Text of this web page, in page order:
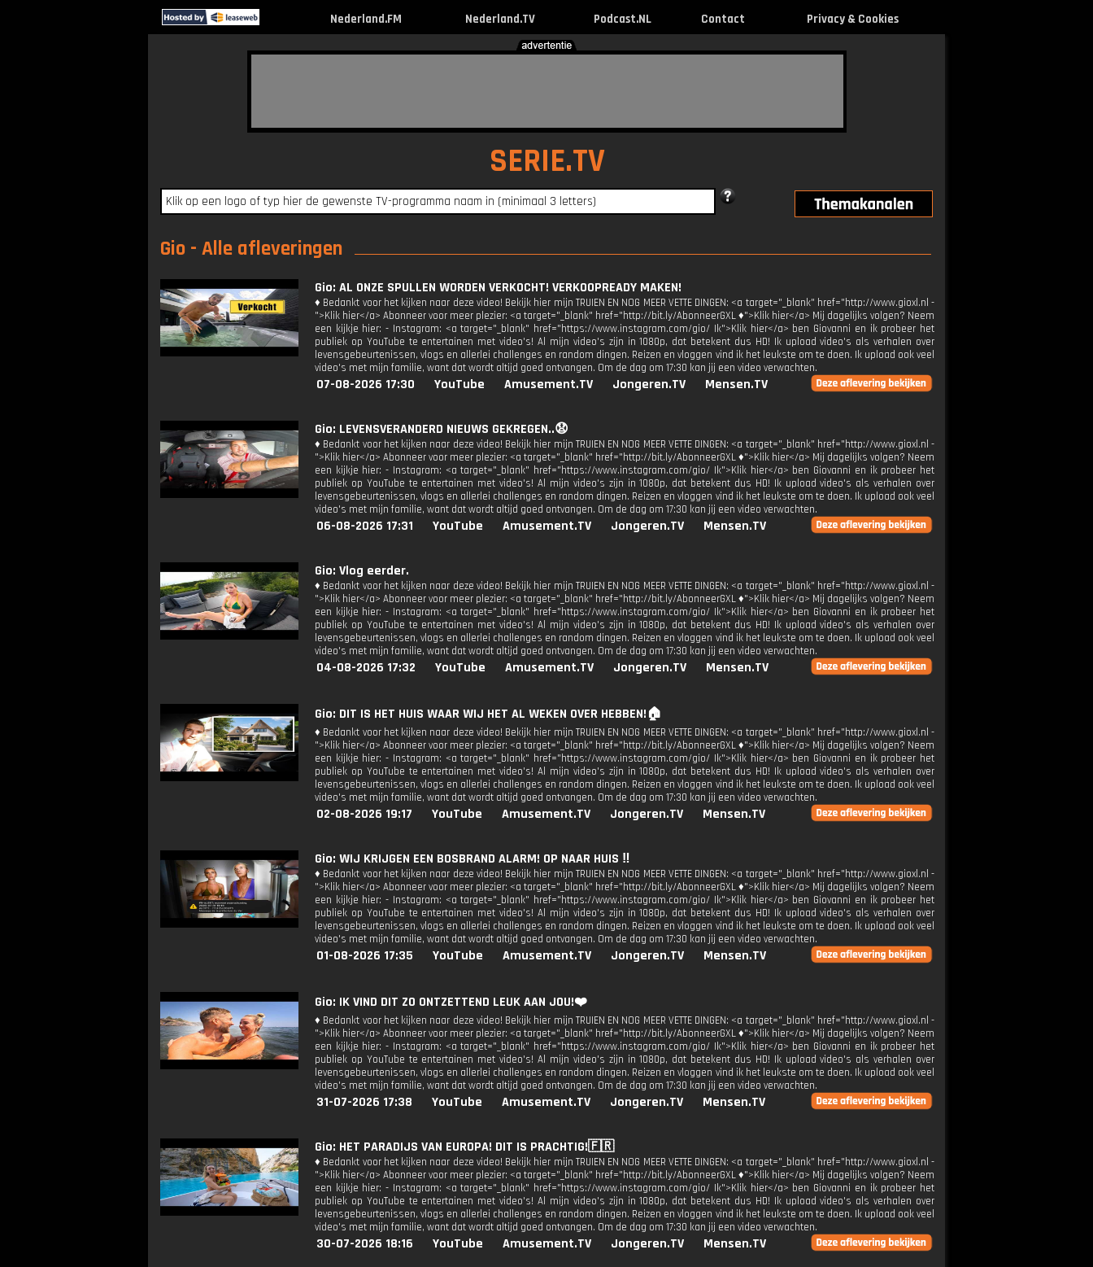
Nederland.FM Nederland.TV Podcast.NL Contact Privacy & Cookies
SERIE.TV
Gio - Alle afleveringen
Gio: AL ONZE SPULLEN WORDEN VERKOCHT! VERKOOPREADY MAKEN!
♦ Bedankt voor het kijken naar deze video! Bekijk hier mijn TRUIEN EN NOG MEER VETTE DINGEN: <a target="_blank" href="http://www.gioxl.nl -
">Klik hier</a> Abonneer voor meer plezier: <a target="_blank" href="http://bit.ly/AbonneerGXL ♦">Klik hier</a> Mij dagelijks volgen? Neem
een kijkje hier: - Instagram: <a target="_blank" href="https://www.instagram.com/gio/ Ik">Klik hier</a> ben Giovanni en ik probeer het
publiek op YouTube te entertainen met video's! Al mijn video's zijn in 1080p, dat betekent dus HD! Ik upload video's als verhalen over
levensgebeurtenissen, vlogs en allerlei challenges en random dingen. Reizen en vloggen vind ik het leukste om te doen. Ik upload ook veel
video's met mijn familie, want dat wordt altijd goed ontvangen. Om de dag om 17:30 kan jij een video verwachten.
07-08-2026 17:30 YouTube Amusement.TV Jongeren.TV Mensen.TV
Gio: LEVENSVERANDERD NIEUWS GEKREGEN..😧
♦ Bedankt voor het kijken naar deze video! Bekijk hier mijn TRUIEN EN NOG MEER VETTE DINGEN: <a target="_blank" href="http://www.gioxl.nl -
">Klik hier</a> Abonneer voor meer plezier: <a target="_blank" href="http://bit.ly/AbonneerGXL ♦">Klik hier</a> Mij dagelijks volgen? Neem
een kijkje hier: - Instagram: <a target="_blank" href="https://www.instagram.com/gio/ Ik">Klik hier</a> ben Giovanni en ik probeer het
publiek op YouTube te entertainen met video's! Al mijn video's zijn in 1080p, dat betekent dus HD! Ik upload video's als verhalen over
levensgebeurtenissen, vlogs en allerlei challenges en random dingen. Reizen en vloggen vind ik het leukste om te doen. Ik upload ook veel
video's met mijn familie, want dat wordt altijd goed ontvangen. Om de dag om 17:30 kan jij een video verwachten.
06-08-2026 17:31 YouTube Amusement.TV Jongeren.TV Mensen.TV
Gio: Vlog eerder.
♦ Bedankt voor het kijken naar deze video! Bekijk hier mijn TRUIEN EN NOG MEER VETTE DINGEN: <a target="_blank" href="http://www.gioxl.nl -
">Klik hier</a> Abonneer voor meer plezier: <a target="_blank" href="http://bit.ly/AbonneerGXL ♦">Klik hier</a> Mij dagelijks volgen? Neem
een kijkje hier: - Instagram: <a target="_blank" href="https://www.instagram.com/gio/ Ik">Klik hier</a> ben Giovanni en ik probeer het
publiek op YouTube te entertainen met video's! Al mijn video's zijn in 1080p, dat betekent dus HD! Ik upload video's als verhalen over
levensgebeurtenissen, vlogs en allerlei challenges en random dingen. Reizen en vloggen vind ik het leukste om te doen. Ik upload ook veel
video's met mijn familie, want dat wordt altijd goed ontvangen. Om de dag om 17:30 kan jij een video verwachten.
04-08-2026 17:32 YouTube Amusement.TV Jongeren.TV Mensen.TV
Gio: DIT IS HET HUIS WAAR WIJ HET AL WEKEN OVER HEBBEN!🏠
♦ Bedankt voor het kijken naar deze video! Bekijk hier mijn TRUIEN EN NOG MEER VETTE DINGEN: <a target="_blank" href="http://www.gioxl.nl -
">Klik hier</a> Abonneer voor meer plezier: <a target="_blank" href="http://bit.ly/AbonneerGXL ♦">Klik hier</a> Mij dagelijks volgen? Neem
een kijkje hier: - Instagram: <a target="_blank" href="https://www.instagram.com/gio/ Ik">Klik hier</a> ben Giovanni en ik probeer het
publiek op YouTube te entertainen met video's! Al mijn video's zijn in 1080p, dat betekent dus HD! Ik upload video's als verhalen over
levensgebeurtenissen, vlogs en allerlei challenges en random dingen. Reizen en vloggen vind ik het leukste om te doen. Ik upload ook veel
video's met mijn familie, want dat wordt altijd goed ontvangen. Om de dag om 17:30 kan jij een video verwachten.
02-08-2026 19:17 YouTube Amusement.TV Jongeren.TV Mensen.TV
Gio: WIJ KRIJGEN EEN BOSBRAND ALARM! OP NAAR HUIS ‼️
♦ Bedankt voor het kijken naar deze video! Bekijk hier mijn TRUIEN EN NOG MEER VETTE DINGEN: <a target="_blank" href="http://www.gioxl.nl -
">Klik hier</a> Abonneer voor meer plezier: <a target="_blank" href="http://bit.ly/AbonneerGXL ♦">Klik hier</a> Mij dagelijks volgen? Neem
een kijkje hier: - Instagram: <a target="_blank" href="https://www.instagram.com/gio/ Ik">Klik hier</a> ben Giovanni en ik probeer het
publiek op YouTube te entertainen met video's! Al mijn video's zijn in 1080p, dat betekent dus HD! Ik upload video's als verhalen over
levensgebeurtenissen, vlogs en allerlei challenges en random dingen. Reizen en vloggen vind ik het leukste om te doen. Ik upload ook veel
video's met mijn familie, want dat wordt altijd goed ontvangen. Om de dag om 17:30 kan jij een video verwachten.
01-08-2026 17:35 YouTube Amusement.TV Jongeren.TV Mensen.TV
Gio: IK VIND DIT ZO ONTZETTEND LEUK AAN JOU!❤️
♦ Bedankt voor het kijken naar deze video! Bekijk hier mijn TRUIEN EN NOG MEER VETTE DINGEN: <a target="_blank" href="http://www.gioxl.nl -
">Klik hier</a> Abonneer voor meer plezier: <a target="_blank" href="http://bit.ly/AbonneerGXL ♦">Klik hier</a> Mij dagelijks volgen? Neem
een kijkje hier: - Instagram: <a target="_blank" href="https://www.instagram.com/gio/ Ik">Klik hier</a> ben Giovanni en ik probeer het
publiek op YouTube te entertainen met video's! Al mijn video's zijn in 1080p, dat betekent dus HD! Ik upload video's als verhalen over
levensgebeurtenissen, vlogs en allerlei challenges en random dingen. Reizen en vloggen vind ik het leukste om te doen. Ik upload ook veel
video's met mijn familie, want dat wordt altijd goed ontvangen. Om de dag om 17:30 kan jij een video verwachten.
31-07-2026 17:38 YouTube Amusement.TV Jongeren.TV Mensen.TV
Gio: HET PARADIJS VAN EUROPA! DIT IS PRACHTIG!🇫🇷
♦ Bedankt voor het kijken naar deze video! Bekijk hier mijn TRUIEN EN NOG MEER VETTE DINGEN: <a target="_blank" href="http://www.gioxl.nl -
">Klik hier</a> Abonneer voor meer plezier: <a target="_blank" href="http://bit.ly/AbonneerGXL ♦">Klik hier</a> Mij dagelijks volgen? Neem
een kijkje hier: - Instagram: <a target="_blank" href="https://www.instagram.com/gio/ Ik">Klik hier</a> ben Giovanni en ik probeer het
publiek op YouTube te entertainen met video's! Al mijn video's zijn in 1080p, dat betekent dus HD! Ik upload video's als verhalen over
levensgebeurtenissen, vlogs en allerlei challenges en random dingen. Reizen en vloggen vind ik het leukste om te doen. Ik upload ook veel
video's met mijn familie, want dat wordt altijd goed ontvangen. Om de dag om 17:30 kan jij een video verwachten.
30-07-2026 18:16 YouTube Amusement.TV Jongeren.TV Mensen.TV